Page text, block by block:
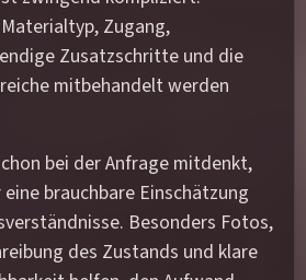
Zugang,
Zusatzschritte und die
mitbehandelt werden
bei der Anfrage mitdenkt,
brauchbare Einschätzung
Besonders Fotos,
des Zustands und klare